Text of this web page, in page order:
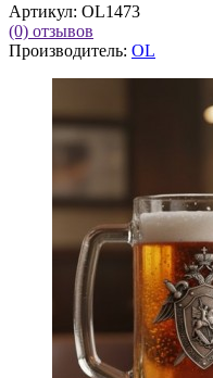
Артикул: OL1473
(0) отзывов
Производитель: OL